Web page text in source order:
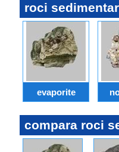
roci
evaporite
compara roci